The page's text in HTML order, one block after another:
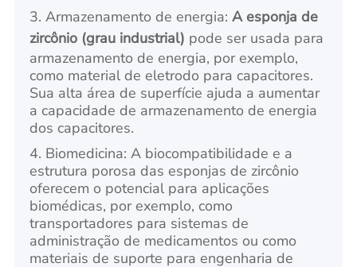
3. Armazenamento de energia:A esponja de
zircônio (grau industrial) pode ser usada para
armazenamento de energia, por exemplo,
como material de eletrodo para capacitores.
Sua alta área de superfície ajuda a aumentar
a capacidade de armazenamento de energia
dos capacitores.
4. Biomedicina: A biocompatibilidade e a
estrutura porosa das esponjas de zircônio
oferecem o potencial para aplicações
biomédicas, por exemplo, como
transportadores para sistemas de
administração de medicamentos ou como
materiais de suporte para engenharia de